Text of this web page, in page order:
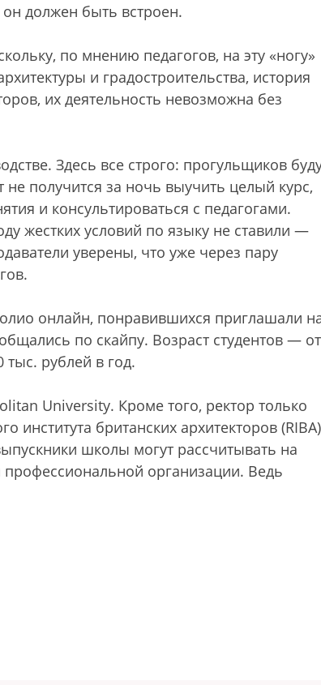
должен быть встроен.
по мнению педагогов, на эту «ногу»
и градостроительства, история
их деятельность невозможна без
Здесь все строго: прогульщиков
не получится за ночь выучить целый курс,
и консультироваться с педагогами.
жестких условий по языку не ставили —
уверены, что уже через пару
онлайн, понравившихся приглашали
по скайпу. Возраст студентов — от
рублей в год.
University. Кроме того, ректор только
института британских архитекторов
школы могут рассчитывать на
организации. Ведь